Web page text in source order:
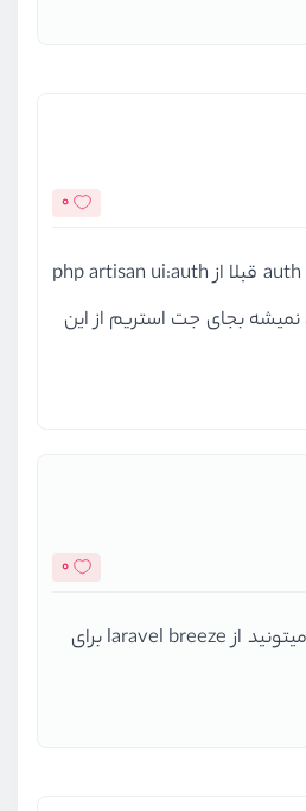
0
سلام و وقت بخیر، برای auth قبلا از php artisan ui:auth
نمیشه بجای جت استریم از این
0
سلام احسان جان شما میتونید از laravel breeze برای